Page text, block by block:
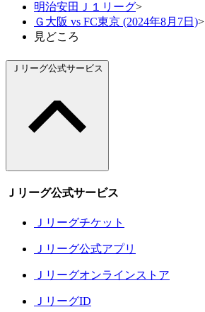
明治安田Ｊ１リーグ>
Ｇ大阪 vs FC東京 (2024年8月7日)>
見どころ
Ｊリーグ公式サービス
Ｊリーグ公式サービス
Ｊリーグチケット
Ｊリーグ公式アプリ
Ｊリーグオンラインストア
ＪリーグID